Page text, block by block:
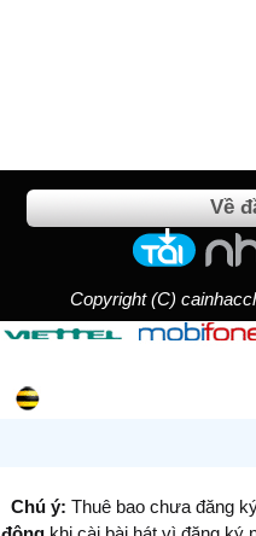
Về
Copyright (C)
Chú ý: Thuê bao chưa đăng